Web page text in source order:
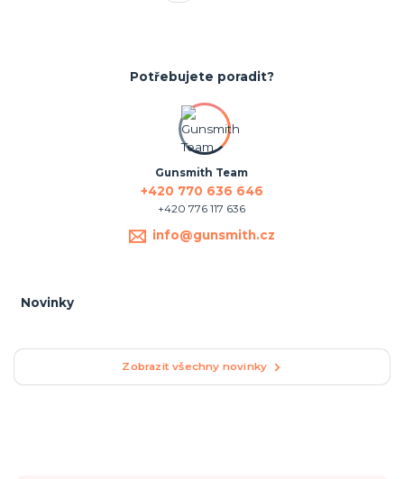
Potřebujete poradit?
Gunsmith Team
+420 770 636 646
+420 776 117 636
info@gunsmith.cz
Novinky
Zobrazit všechny novinky